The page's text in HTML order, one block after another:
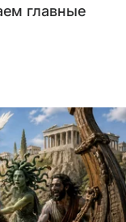
главные